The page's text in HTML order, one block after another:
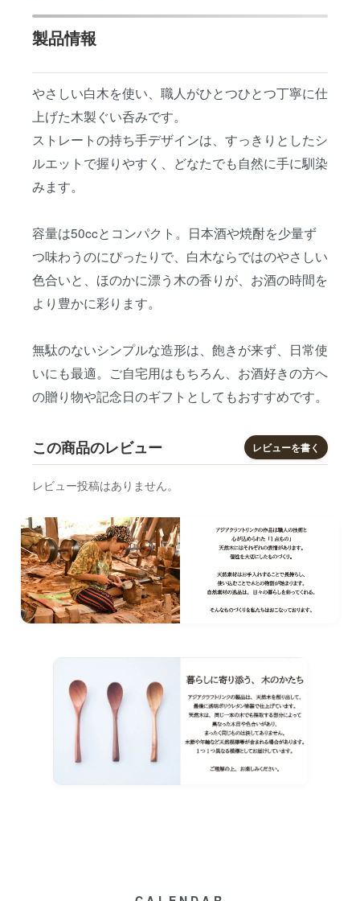
製品情報
やさしい白木を使い、職人がひとつひとつ丁寧に仕
上げた木製ぐい呑みです。
ストレートの持ち手デザインは、すっきりとしたシ
ルエットで握りやすく、どなたでも自然に手に馴染
みます。
容量は50ccとコンパクト。日本酒や焼酎を少量ず
つ味わうのにぴったりで、白木ならではのやさしい
色合いと、ほのかに漂う木の香りが、お酒の時間を
より豊かに彩ります。
無駄のないシンプルな造形は、飽きが来ず、日常使
いにも最適。ご自宅用はもちろん、お酒好きの方へ
の贈り物や記念日のギフトとしてもおすすめです。
この商品のレビュー レビューを書く
レビュー投稿はありません。